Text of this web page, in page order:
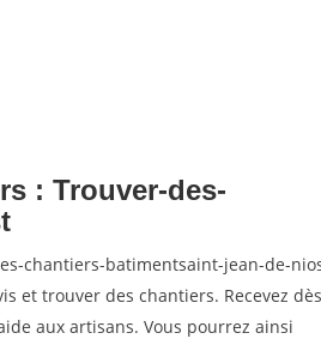
: Trouver-des-
chantiers-batimentsaint-jean-de-
et trouver des chantiers. Recevez
aux artisans. Vous pourrez ainsi